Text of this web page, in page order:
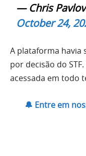
— Chris
October 24,
A plataforma havia
por decisão do
acessada em todo
🔔 Entre em